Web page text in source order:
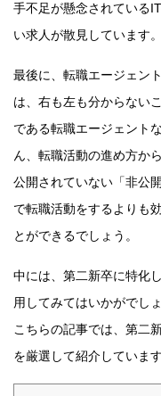
手不足が懸念されている
い求人が散見しています。
最後に、転職エージェン
は、右も左も分からない
である転職エージェント
ん、転職活動の進め方か
公開されていない「非公
で転職活動をするよりも
とができるでしょう。
中には、第二新卒に特化
用してみてはいかがでしょ
こちらの記事では、第二
を厳選して紹介しています